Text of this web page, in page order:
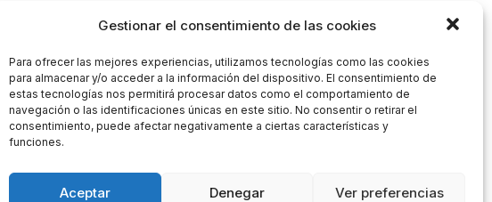
Gestionar el consentimiento de las cookies
Para ofrecer las mejores experiencias, utilizamos tecnologías como las cookies
para almacenar y/o acceder a la información del dispositivo. El consentimiento de
estas tecnologías nos permitirá procesar datos como el comportamiento de
navegación o las identificaciones únicas en este sitio. No consentir o retirar el
consentimiento, puede afectar negativamente a ciertas características y
funciones.
Aceptar Denegar Ver preferencias
Política de cookies